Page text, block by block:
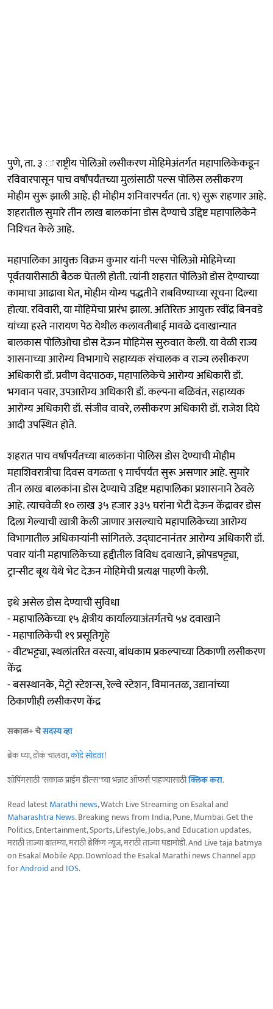
पुणे, ता. ३ ः राष्ट्रीय पोलिओ लसीकरण मोहिमेअंतर्गत महापालिकेकडून
रविवारपासून पाच वर्षांपर्यंतच्या मुलांसाठी पल्स पोलिस लसीकरण
मोहीम सुरू झाली आहे. ही मोहीम शनिवारपर्यंत (ता. ९) सुरू राहणार आहे.
शहरातील सुमारे तीन लाख बालकांना डोस देण्याचे उद्दिष्ट महापालिकेने
निश्‍चित केले आहे.
महापालिका आयुक्त विक्रम कुमार यांनी पल्स पोलिओ मोहिमेच्या
पूर्वतयारीसाठी बैठक घेतली होती. त्यांनी शहरात पोलिओ डोस देण्याच्या
कामाचा आढावा घेत, मोहीम योग्य पद्धतीने राबविण्याच्या सूचना दिल्या
होत्या. रविवारी, या मोहिमेचा प्रारंभ झाला. अतिरिक्त आयुक्त रवींद्र बिनवडे
यांच्या हस्ते नारायण पेठ येथील कलावतीबाई मावळे दवाखान्यात
बालकास पोलिओचा डोस देऊन मोहिमेस सुरुवात केली. या वेळी राज्य
शासनाच्या आरोग्य विभागाचे सहाय्यक संचालक व राज्य लसीकरण
अधिकारी डॉ. प्रवीण वेदपाठक, महापालिकेचे आरोग्य अधिकारी डॉ.
भगवान पवार, उपआरोग्य अधिकारी डॉ. कल्पना बळिवंत, सहाय्यक
आरोग्य अधिकारी डॉ. संजीव वावरे, लसीकरण अधिकारी डॉ. राजेश दिघे
आदी उपस्थित होते.
शहरात पाच वर्षांपर्यंतच्या बालकांना पोलिस डोस देण्याची मोहीम
महाशिवरात्रीचा दिवस वगळता ९ मार्चपर्यंत सुरू असणार आहे. सुमारे
तीन लाख बालकांना डोस देण्याचे उद्दिष्ट महापालिका प्रशासनाने ठेवले
आहे. त्याचवेळी १० लाख ३५ हजार ३३५ घरांना भेटी देऊन केंद्रावर डोस
दिला गेल्याची खात्री केली जाणार असल्याचे महापालिकेच्या आरोग्य
विभागातील अधिकाऱ्यांनी सांगितले. उद्‌घाटनानंतर आरोग्य अधिकारी डॉ.
पवार यांनी महापालिकेच्या हद्दीतील विविध दवाखाने, झोपडपट्ट्या,
ट्रान्सीट बूथ येथे भेट देऊन मोहिमेची प्रत्यक्ष पाहणी केली.
इथे असेल डोस देण्याची सुविधा
- महापालिकेच्या १५ क्षेत्रीय कार्यालयाअंतर्गतचे ५४ दवाखाने
- महापालिकेची १९ प्रसूतिगृहे
- वीटभट्ट्या, स्थलांतरित वस्त्या, बांधकाम प्रकल्पाच्या ठिकाणी लसीकरण
केंद्र
- बसस्थानके, मेट्रो स्टेशन्स, रेल्वे स्टेशन, विमानतळ, उद्यानांच्या
ठिकाणीही लसीकरण केंद्र
सकाळ+ चेसदस्य व्हा
ब्रेक घ्या, डोकं चालवा,कोडे सोडवा!
शॉपिंगसाठी 'सकाळ प्राईम डील्स'च्या भन्नाट ऑफर्स पाहण्यासाठीक्लिक करा.
Read latestMarathi news, Watch Live Streaming on Esakal and
Maharashtra News. Breaking news from India, Pune, Mumbai. Get the
Politics, Entertainment, Sports, Lifestyle, Jobs, and Education updates,
मराठी ताज्या बातम्या, मराठी ब्रेकिंग न्यूज, मराठी ताज्या घडामोडी. And Live taja batmya
on Esakal Mobile App. Download the Esakal Marathi news Channel app
forAndroidand IOS.